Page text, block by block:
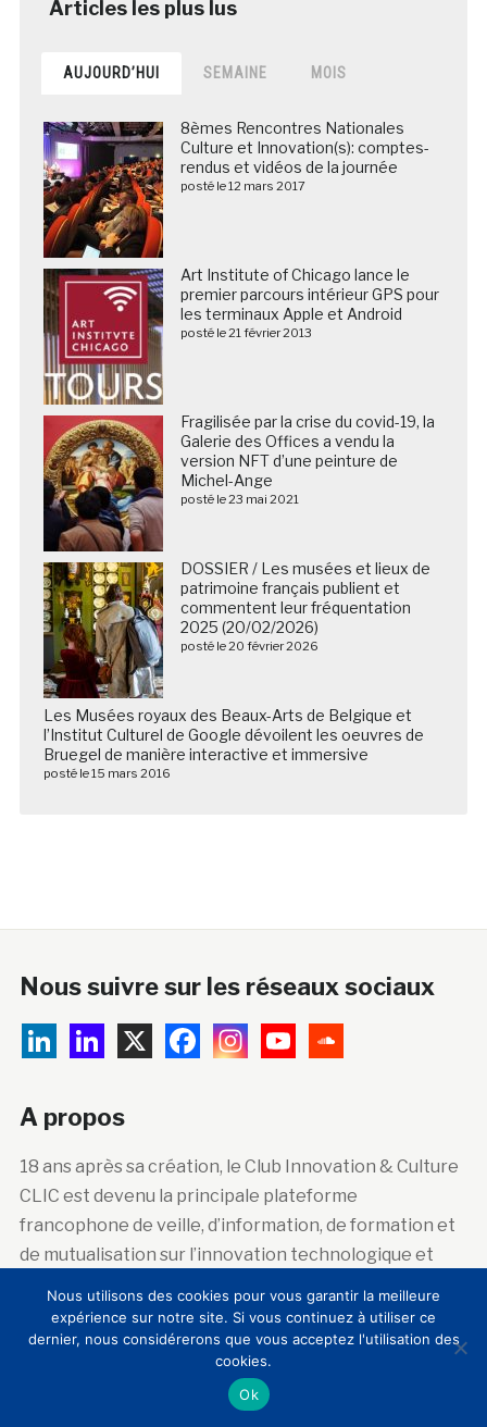
AUJOURD’HUI SEMAINE MOIS
8èmes Rencontres Nationales
Culture et Innovation(s): comptes-
rendus et vidéos de la journée
posté le 12 mars 2017
Art Institute of Chicago lance le
premier parcours intérieur GPS pour
les terminaux Apple et Android
posté le 21 février 2013
Fragilisée par la crise du covid-19, la
Galerie des Offices a vendu la
version NFT d’une peinture de
Michel-Ange
posté le 23 mai 2021
DOSSIER / Les musées et lieux de
patrimoine français publient et
commentent leur fréquentation
2025 (20/02/2026)
posté le 20 février 2026
Les Musées royaux des Beaux-Arts de Belgique et
l’Institut Culturel de Google dévoilent les oeuvres de
Bruegel de manière interactive et immersive
posté le 15 mars 2016
Nous suivre sur les réseaux sociaux
A propos
18 ans après sa création, le Club Innovation & Culture
CLIC est devenu la principale plateforme
francophone de veille, d’information, de formation et
de mutualisation sur l’innovation technologique et
historique et scientifique.
Abonnez-vous à la newsletter
Nous utilisons des cookies pour vous garantir la meilleure
expérience sur notre site. Si vous continuez à utiliser ce
dernier, nous considérerons que vous acceptez l'utilisation des
cookies.
Ok